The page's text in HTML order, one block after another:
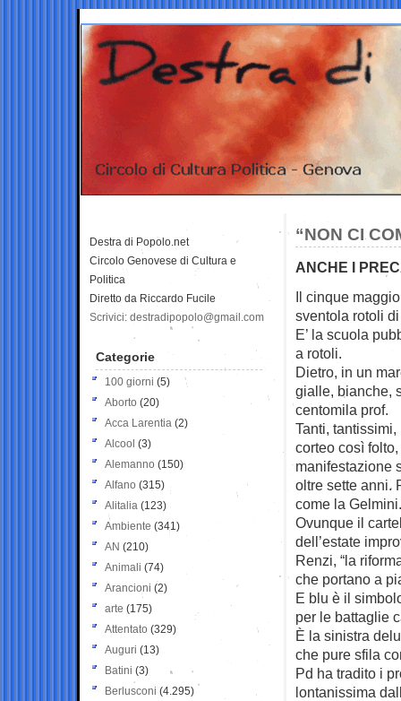
“NON CI
ANCHE I
Il cinque
sventola rotoli
E’ la scuola
a rotoli.
Dietro, in un
gialle, bianche,
centomila prof.
Tanti,
corteo così
manifestazione
oltre sette anni.
come la Gelmini.
Ovunque il
dell’estate
Renzi, “la
che portano a
E blu è il
per le battaglie
È la sinistra
che pure sfila
Pd ha tradito i
lontanissima
Destra di Popolo.net
Circolo Genovese di Cultura e
Politica
Diretto da Riccardo Fucile
Scrivici: destradipopolo@gmail.com
Categorie
100 giorni (5)
Aborto (20)
Acca Larentia (2)
Alcool (3)
Alemanno (150)
Alfano (315)
Alitalia (123)
Ambiente (341)
AN (210)
Animali (74)
Arancioni (2)
arte (175)
Attentato (329)
Auguri (13)
Batini (3)
Berlusconi (4.295)